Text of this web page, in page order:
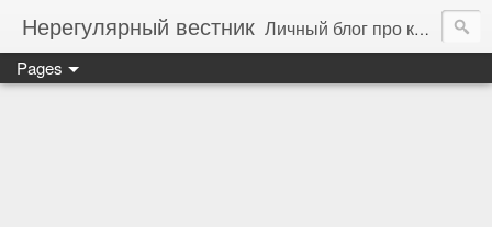
Нерегулярный вестник Личный блог про компьютеры, технологии и программирование
Pages